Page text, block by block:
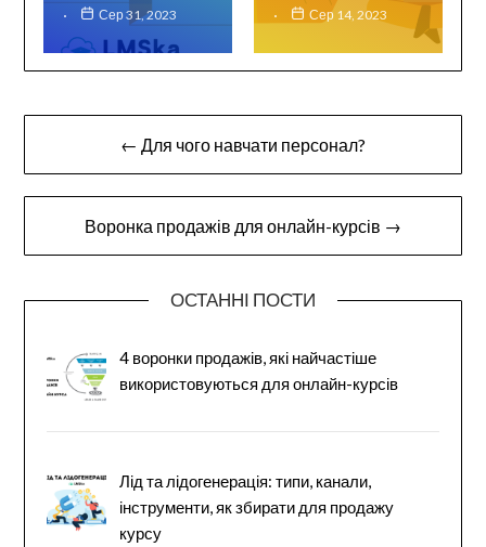
Сер 31, 2023
Сер 14, 2023
Навігація
записів
← Для чого навчати персонал?
Воронка продажів для онлайн-курсів →
ОСТАННІ ПОСТИ
4 воронки продажів, які найчастіше
використовуються для онлайн-курсів
Лід та лідогенерація: типи, канали,
інструменти, як збирати для продажу
курсу